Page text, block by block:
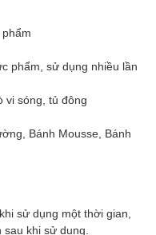
phẩm, sử dụng nhiều lần
vi sóng, tủ đông
Bánh Mousse, Bánh
sử dụng một thời gian,
khi sử dụng.